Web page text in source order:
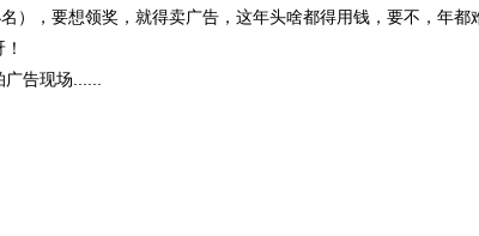
），要想领奖，就得卖广告，这年头啥都得用钱，要不，年都
告现场......